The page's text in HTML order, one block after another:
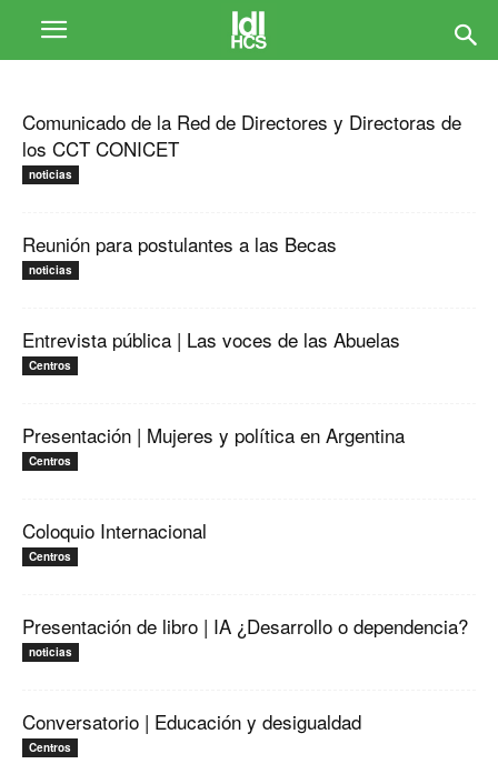
Comunicado de la Red de Directores y Directoras de
los CCT CONICET
noticias
Reunión para postulantes a las Becas
noticias
Entrevista pública | Las voces de las Abuelas
Centros
Presentación | Mujeres y política en Argentina
Centros
Coloquio Internacional
Centros
Presentación de libro | IA ¿Desarrollo o dependencia?
noticias
Conversatorio | Educación y desigualdad
Centros